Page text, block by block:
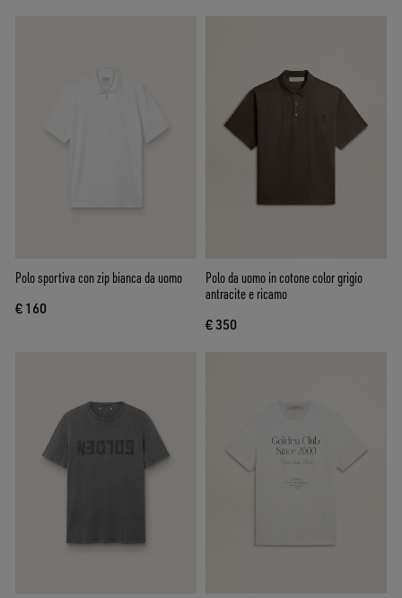
Polo sportiva con zip bianca da uomo
€ 160
Polo da uomo in cotone color grigio
antracite e ricamo
€ 350